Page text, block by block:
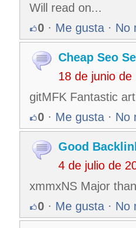
Will read on...
0 · Me gusta · No
Cheap Seo
18 de junio
gitMFK Fantastic
0 · Me gusta · No
Good
4 de julio de
xmmxNS Major
0 · Me gusta · No